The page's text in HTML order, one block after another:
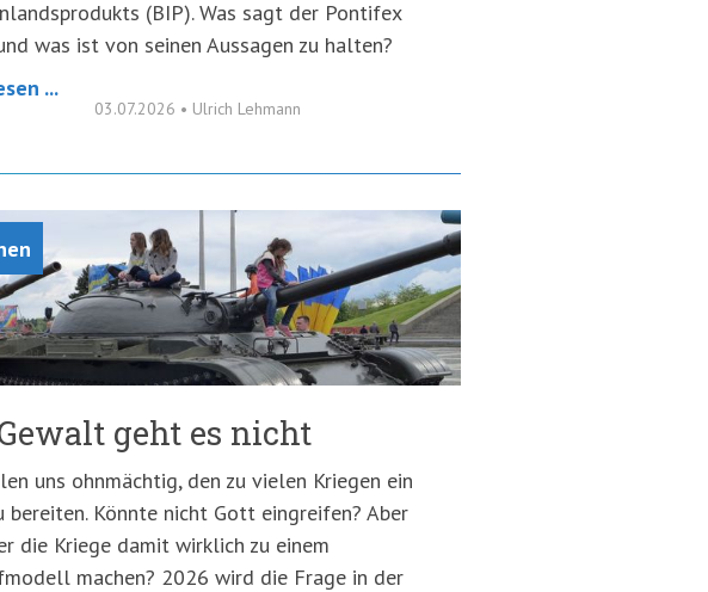
(BIP). Was sagt der Pontifex
was ist von seinen Aussagen zu halten?
...
03.07.2026 • Ulrich Lehmann
geht es nicht
uns ohnmächtig, den zu vielen Kriegen ein
bereiten. Könnte nicht Gott eingreifen? Aber
die Kriege damit wirklich zu einem
machen? 2026 wird die Frage in der